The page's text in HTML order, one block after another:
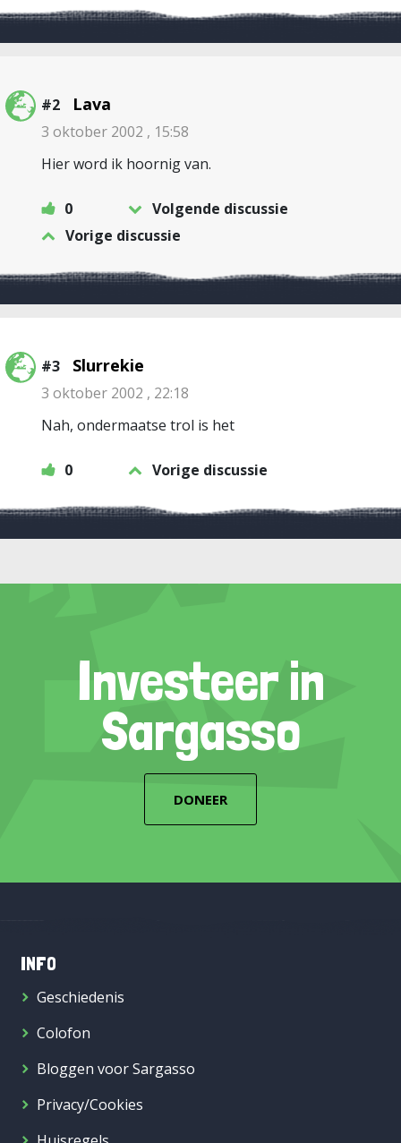
#2 Lava
3 oktober 2002 , 15:58
Hier word ik hoornig van.
0
Volgende discussie
Vorige discussie
#3 Slurrekie
3 oktober 2002 , 22:18
Nah, ondermaatse trol is het
0 Vorige discussie
Investeer in
Sargasso
DONEER
INFO
Geschiedenis
Colofon
Bloggen voor Sargasso
Privacy/Cookies